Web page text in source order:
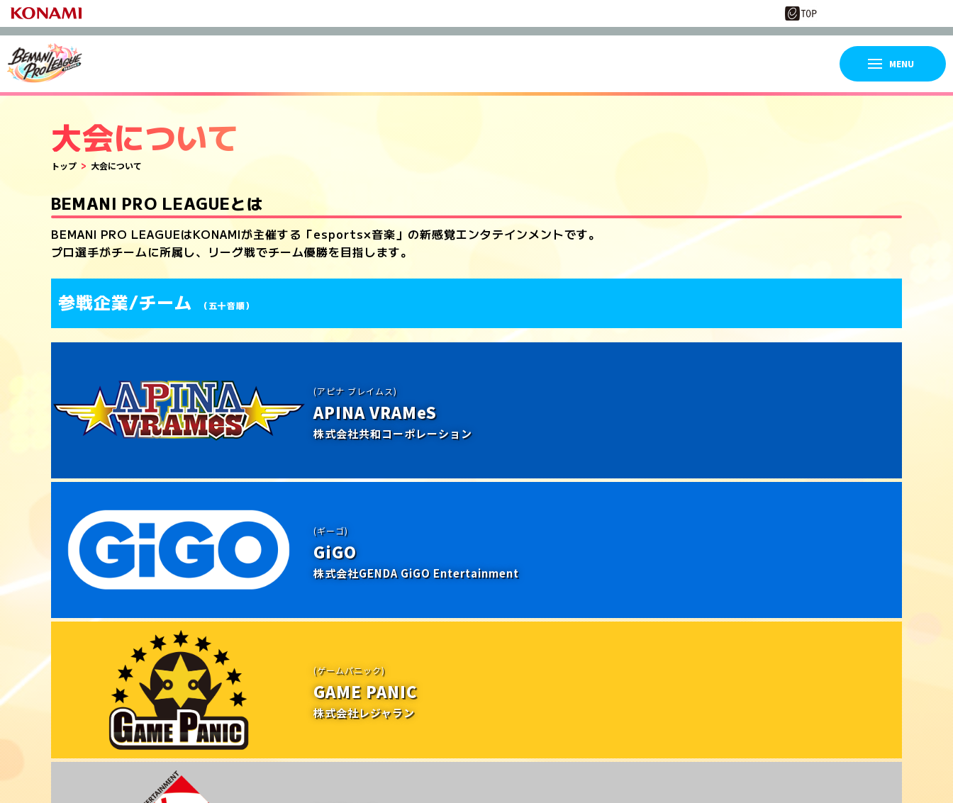
大会について
トップ 大会について
BEMANI PRO LEAGUEとは
BEMANI PRO LEAGUEはKONAMIが主催する「esports×音楽」の新感覚エンタテインメントです。
プロ選手がチームに所属し、リーグ戦でチーム優勝を目指します。
参戦企業/チーム （五十音順）
(アピナ ブレイムス)
APINA VRAMeS
株式会社共和コーポレーション
(ギーゴ)
GiGO
株式会社GENDA GiGO Entertainment
(ゲームパニック)
GAME PANIC
株式会社レジャラン